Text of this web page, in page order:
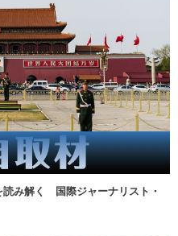
読み解く 国際ジャーナリスト・